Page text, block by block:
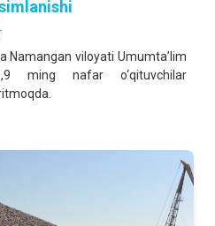
Namangan viloyati Umumta’lim
ming nafar o‘qituvchilar